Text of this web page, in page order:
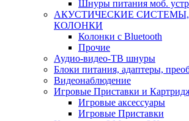
Шнуры питания моб.
АКУСТИЧЕСКИЕ
КОЛОНКИ
Колонки с Bluetooth
Прочие
Аудио-видео-ТВ шнуры
Блоки питания, адаптеры,
Видеонаблюдение
Игровые Приставки и
Игровые аксессуары
Игровые Приставки